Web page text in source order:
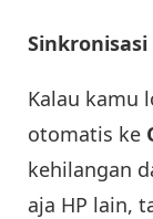
Kalau kamu
otomatis ke
kehilangan
aja HP lain,